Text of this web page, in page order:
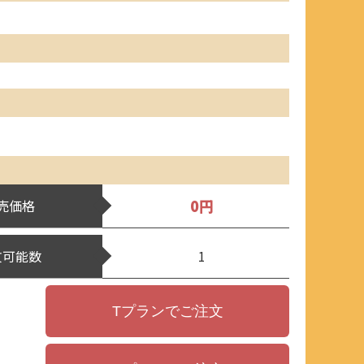
価格 0円
能数 1